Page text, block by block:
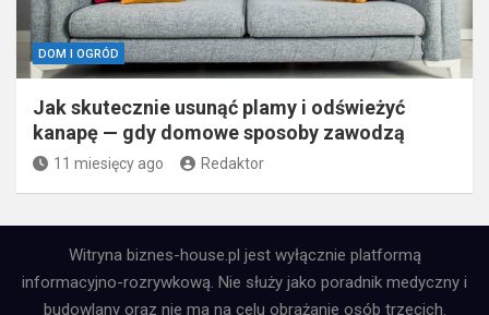
DOM I OGRÓD
Jak skutecznie usunąć plamy i odświeżyć
kanapę — gdy domowe sposoby zawodzą
11 miesięcy ago Redaktor
Witryna biznes-house.pl jest wyłącznie platformą
informacyjno-rozrywkową. Nie służy jako poradnik medyczny i
budowlany oraz nie ma na celu obrażanie osób trzecich.